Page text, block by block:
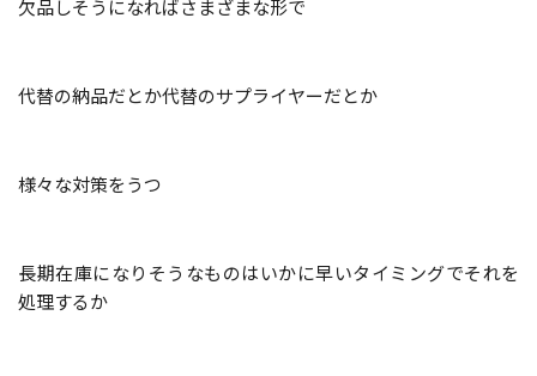
欠品しそうになればさまざまな形で
代替の納品だとか代替のサプライヤーだとか
様々な対策をうつ
長期在庫になりそうなものはいかに早いタイミングでそれを
処理するか